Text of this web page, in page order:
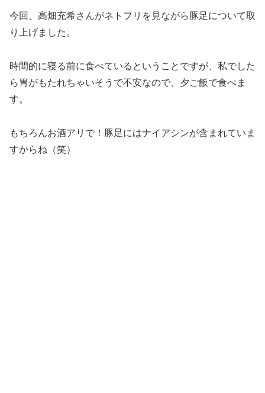
今回、高畑充希さんがネトフリを見ながら豚足について取
り上げました。
時間的に寝る前に食べているということですが、私でした
ら胃がもたれちゃいそうで不安なので、夕ご飯で食べま
す。
もちろんお酒アリで！豚足にはナイアシンが含まれていま
すからね（笑）